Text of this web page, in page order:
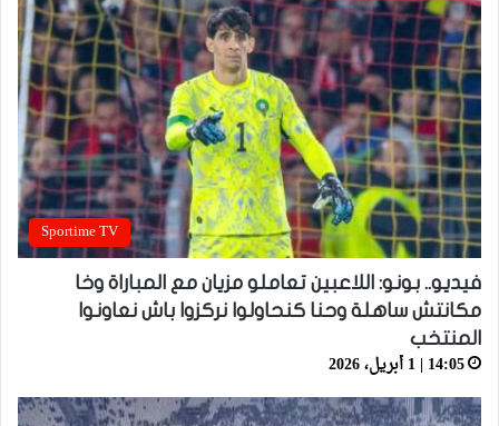
Sportime TV
فيديو.. بونو: اللاعبين تعاملو مزيان مع المباراة وخا
مكانتش ساهلة وحنا كنحاولوا نركزوا باش نعاونوا
المنتخب
14:05 | 1 أبريل، 2026